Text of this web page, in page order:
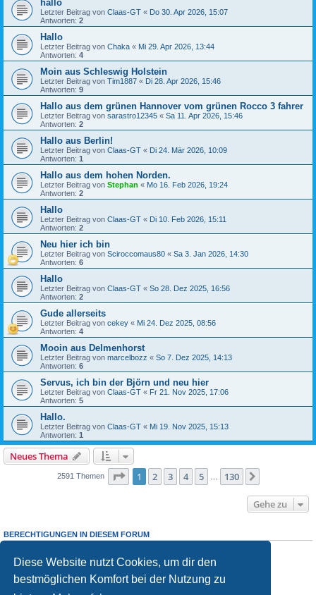
Diese Website nutzt Cookies, um dir den
bestmöglichen Komfort bei der Nutzung zu
hallo
Letzter Beitrag von Claas-GT « Do 30. Apr 2026, 15:07
Antworten: 2
Hallo
Letzter Beitrag von Chaka « Mi 29. Apr 2026, 13:44
Antworten: 4
Moin aus Schleswig Holstein
Letzter Beitrag von Tim1887 « Di 28. Apr 2026, 15:46
Antworten: 9
Hallo aus dem grünen Hannover vom grünen Rocco 3 fahrer
Letzter Beitrag von sarastro12345 « Sa 11. Apr 2026, 15:46
Antworten: 2
Hallo aus Berlin!
Letzter Beitrag von Claas-GT « Di 24. Mär 2026, 10:09
Antworten: 1
Hallo aus dem hohen Norden.
Letzter Beitrag von Stephan « Mo 16. Feb 2026, 19:24
Antworten: 2
Hallo
Letzter Beitrag von Claas-GT « Di 10. Feb 2026, 15:11
Antworten: 2
Neu hier ich bin
Letzter Beitrag von Sciroccomaus80 « Sa 3. Jan 2026, 14:30
Antworten: 6
Hallo
Letzter Beitrag von Claas-GT « So 28. Dez 2025, 16:56
Antworten: 2
Gude allerseits
Letzter Beitrag von cekey « Mi 24. Dez 2025, 08:56
Antworten: 4
Mooin aus Delmenhorst
Letzter Beitrag von marcelbozz « So 7. Dez 2025, 14:13
Antworten: 6
Servus, ich bin der Björn und neu hier
Letzter Beitrag von Claas-GT « Fr 21. Nov 2025, 17:06
Antworten: 5
Hallo.
Letzter Beitrag von Claas-GT « Mi 19. Nov 2025, 15:13
Antworten: 1
Neues Thema
2591 Themen Seite 1von 130
1 2 3 4 5 130
Gehe zu
BERECHTIGUNGEN IN DIESEM FORUM
Du darfst
keine Antworten zu Themen in diesem Forum erstellen.
Du darfst deine Beiträge in diesem Forumnichtändern.
Du darfst deine Beiträge in diesem Forum nicht löschen.
keine